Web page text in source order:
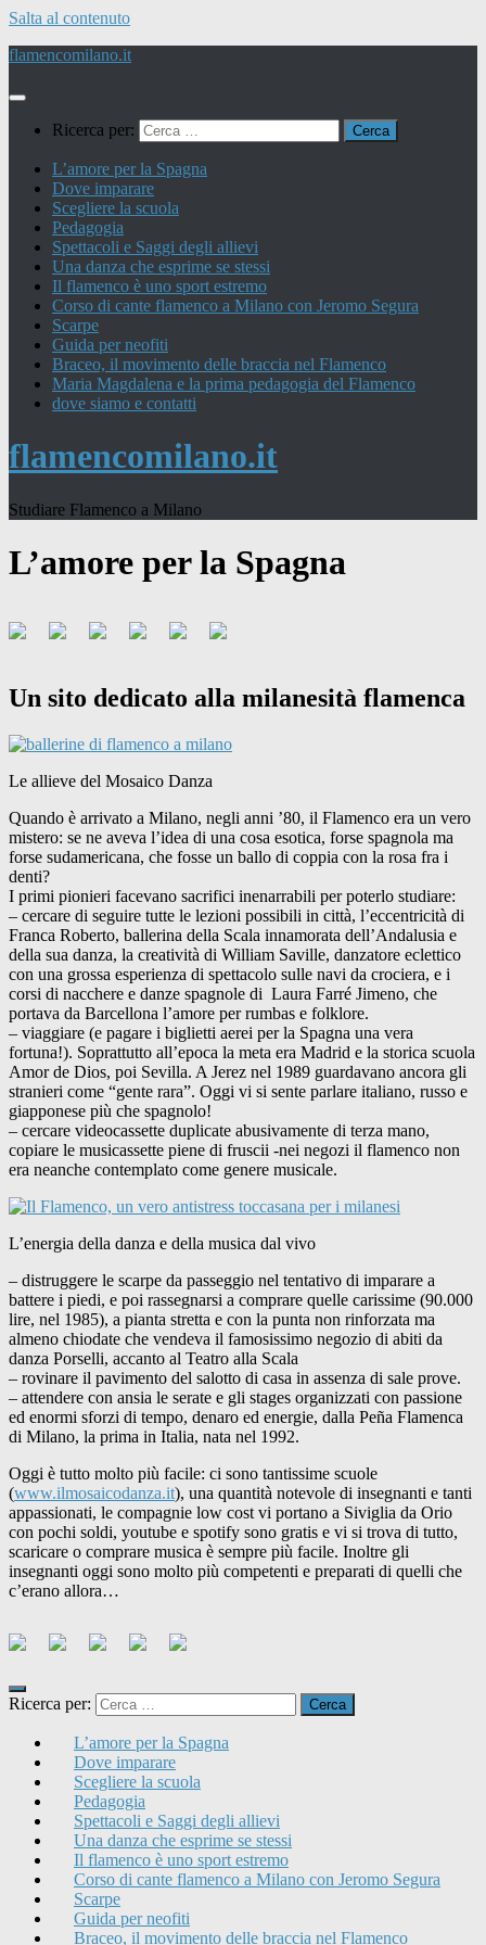
Salta al contenuto
flamencomilano.it
Ricerca per:
L’amore per la Spagna
Dove imparare
Scegliere la scuola
Pedagogia
Spettacoli e Saggi degli allievi
Una danza che esprime se stessi
Il flamenco è uno sport estremo
Corso di cante flamenco a Milano con Jeromo Segura
Scarpe
Guida per neofiti
Braceo, il movimento delle braccia nel Flamenco
Maria Magdalena e la prima pedagogia del Flamenco
dove siamo e contatti
flamencomilano.it
Studiare Flamenco a Milano
L’amore per la Spagna
Un sito dedicato alla milanesità flamenca
Le allieve del Mosaico Danza
Quando è arrivato a Milano, negli anni ’80, il Flamenco era un vero
mistero: se ne aveva l’idea di una cosa esotica, forse spagnola ma
forse sudamericana, che fosse un ballo di coppia con la rosa fra i
denti?
I primi pionieri facevano sacrifici inenarrabili per poterlo studiare:
– cercare di seguire tutte le lezioni possibili in città, l’eccentricità di
Franca Roberto, ballerina della Scala innamorata dell’Andalusia e
della sua danza, la creatività di William Saville, danzatore eclettico
con una grossa esperienza di spettacolo sulle navi da crociera, e i
corsi di nacchere e danze spagnole di Laura Farré Jimeno, che
portava da Barcellona l’amore per rumbas e folklore.
– viaggiare (e pagare i biglietti aerei per la Spagna una vera
fortuna!). Soprattutto all’epoca la meta era Madrid e la storica scuola
Amor de Dios, poi Sevilla. A Jerez nel 1989 guardavano ancora gli
stranieri come “gente rara”. Oggi vi si sente parlare italiano, russo e
giapponese più che spagnolo!
– cercare videocassette duplicate abusivamente di terza mano,
copiare le musicassette piene di fruscii -nei negozi il flamenco non
era neanche contemplato come genere musicale.
L’energia della danza e della musica dal vivo
– distruggere le scarpe da passeggio nel tentativo di imparare a
battere i piedi, e poi rassegnarsi a comprare quelle carissime (90.000
lire, nel 1985), a pianta stretta e con la punta non rinforzata ma
almeno chiodate che vendeva il famosissimo negozio di abiti da
danza Porselli, accanto al Teatro alla Scala
– rovinare il pavimento del salotto di casa in assenza di sale prove.
– attendere con ansia le serate e gli stages organizzati con passione
ed enormi sforzi di tempo, denaro ed energie, dalla Peña Flamenca
di Milano, la prima in Italia, nata nel 1992.
Oggi è tutto molto più facile: ci sono tantissime scuole
(www.ilmosaicodanza.it), una quantità notevole di insegnanti e tanti
appassionati, le compagnie low cost vi portano a Siviglia da Orio
con pochi soldi, youtube e spotify sono gratis e vi si trova di tutto,
scaricare o comprare musica è sempre più facile. Inoltre gli
insegnanti oggi sono molto più competenti e preparati di quelli che
c’erano allora…
Ricerca per:
L’amore per la Spagna
Dove imparare
Scegliere la scuola
Pedagogia
Spettacoli e Saggi degli allievi
Una danza che esprime se stessi
Il flamenco è uno sport estremo
Corso di cante flamenco a Milano con Jeromo Segura
Scarpe
Guida per neofiti
Braceo, il movimento delle braccia nel Flamenco